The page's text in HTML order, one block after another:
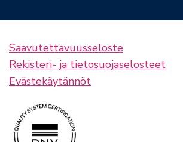
Saavutettavuusseloste
Rekisteri- ja tietosuojaselosteet
Evästekäytännöt